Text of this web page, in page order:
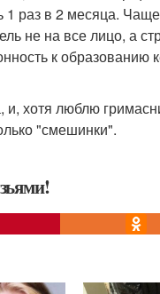
1 раз в 2 месяца.
не на все лицо, а
к
и, хотя люблю
"смешинки".